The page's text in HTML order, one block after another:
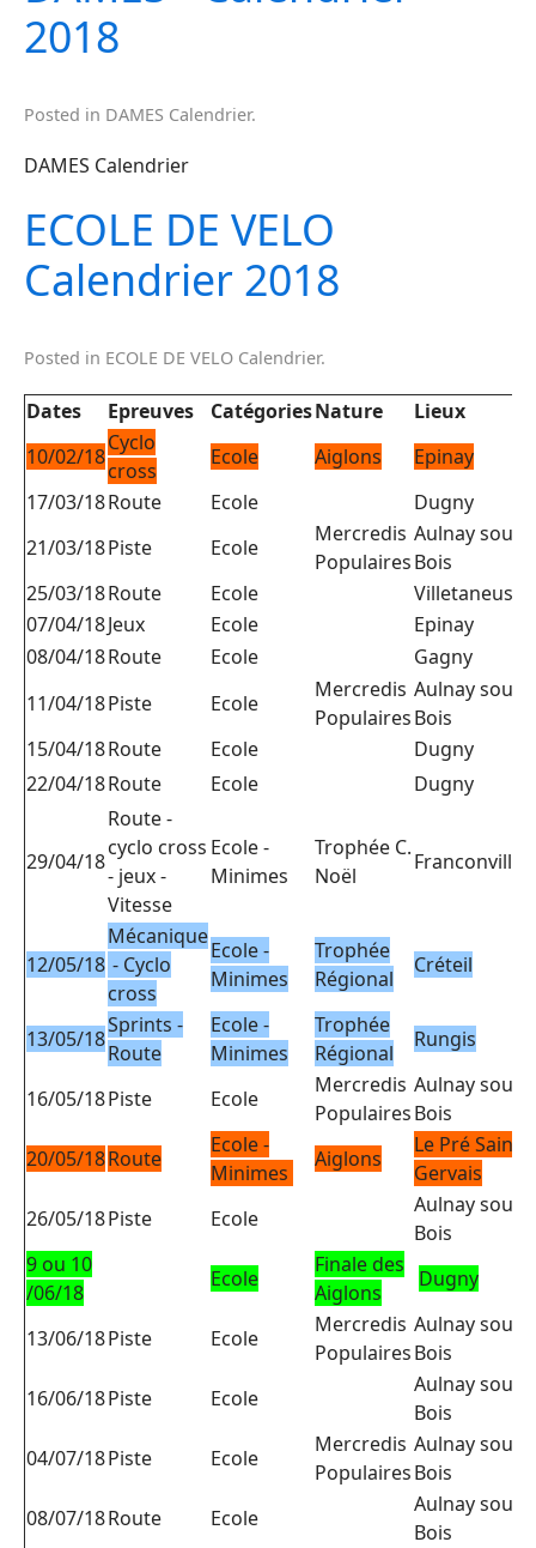
2018
Posted in DAMES Calendrier.
DAMES Calendrier
ECOLE DE VELO
Calendrier 2018
Posted in ECOLE DE VELO Calendrier.
Dates Epreuves CatégoriesNature Lieux
10/02/18
Cyclo
cross
Ecole Aiglons Epinay
17/03/18Route Ecole Dugny
21/03/18Piste Ecole
Mercredis
Populaires
Aulnay sous
Bois
25/03/18Route Ecole Villetaneuse
07/04/18Jeux Ecole Epinay
08/04/18Route Ecole Gagny
11/04/18Piste Ecole
Mercredis
Populaires
Aulnay sous
Bois
15/04/18Route Ecole Dugny
22/04/18Route Ecole Dugny
29/04/18
Route -
cyclo cross
- jeux -
Vitesse
Ecole -
Minimes
Trophée C.
Noël
Franconville
12/05/18
Mécanique
- Cyclo
cross
Ecole -
Minimes
Trophée
Régional
Créteil
13/05/18
Sprints -
Route
Ecole -
Minimes
Trophée
Régional
Rungis
16/05/18Piste Ecole
Mercredis
Populaires
Aulnay sous
Bois
20/05/18Route
Ecole -
Minimes
Aiglons
Le Pré Saint
Gervais
26/05/18Piste Ecole
Aulnay sous
Bois
9 ou 10
/06/18
Ecole
Finale des
Aiglons
Dugny
13/06/18Piste Ecole
Mercredis
Populaires
Aulnay sous
Bois
16/06/18Piste Ecole
Aulnay sous
Bois
04/07/18Piste Ecole
Mercredis
Populaires
Aulnay sous
Bois
08/07/18Route Ecole
Aulnay sous
Bois